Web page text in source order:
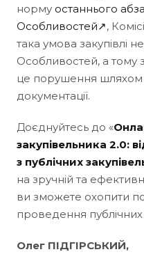
норму останнього
Особливостей↗,
така умова закупівлі
Особливостей, а тому
це порушення шляхом
документації.
Доєднуйтесь до «
закупівельника 2.0:
з публічних
на зручній та
ви зможете охопити
проведення публічних
Олег ПІДГІРСЬКИЙ,